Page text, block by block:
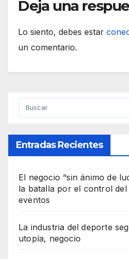
Deja una
Lo siento, debes estar
un comentario.
Entradas Recientes
El negocio “sin ánimo de
la batalla por el control del
eventos
La industria del deporte
utopía, negocio